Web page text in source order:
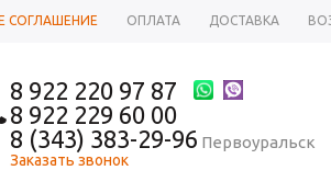
СОГЛАШЕНИЕ ОПЛАТА ДОСТАВКА
8 922 220 97 87
8 922 229 60 00
8 (343) 383-29-96 Первоуральск
Заказать звонок